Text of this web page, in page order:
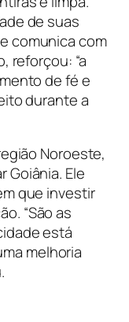
de suas
comunica com
reforçou: “a
de fé e
durante a
Noroeste,
Goiânia. Ele
que investir
“São as
está
melhoria